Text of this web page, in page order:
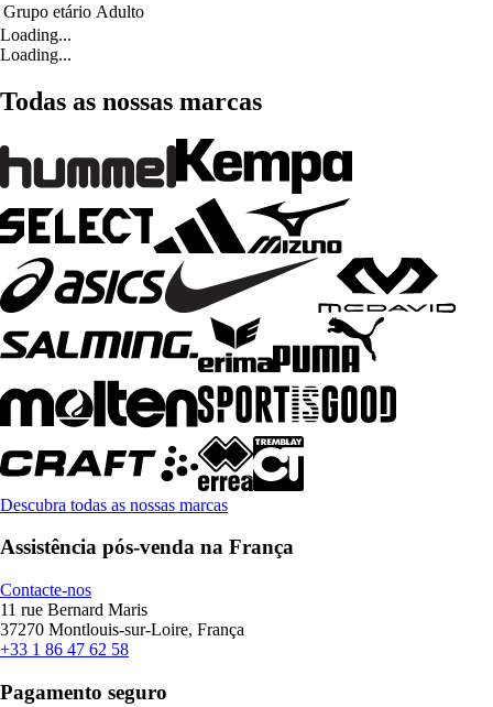
Grupo etário Adulto
Loading...
Loading...
Todas as nossas marcas
Descubra todas as nossas marcas
Assistência pós-venda na França
Contacte-nos
11 rue Bernard Maris
37270 Montlouis-sur-Loire, França
+33 1 86 47 62 58
Pagamento seguro